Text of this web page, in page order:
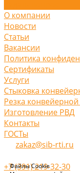
Файлы Cookie
О компании
Новости
Статьи
Вакансии
Политика
Сертификаты
Услуги
Стыковка
Резка конвейерной
Изготовление РВД
Контакты
ГОСТы
zakaz@sib-rti.ru
+7 (391) 219-32-30